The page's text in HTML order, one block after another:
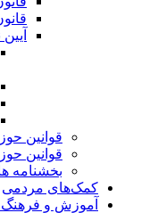
قوانین
قوانین
بخشنامه
کمک‌های مردمی
آموزش و